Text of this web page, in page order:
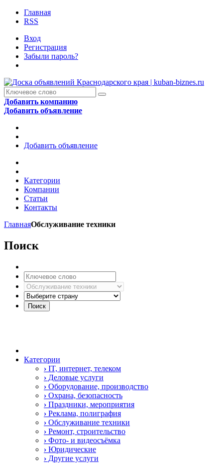
Главная
RSS
Вход
Регистрация
Забыли пароль?
Добавить компанию
Добавить объявление
Добавить объявление
Категории
Компании
Статьи
Контакты
ГлавнаяОбслуживание техники
Поиск
Категории
› IT, интернет, телеком
› Деловые услуги
› Оборудование, производство
› Охрана, безопасность
› Праздники, мероприятия
› Реклама, полиграфия
› Обслуживание техники
› Ремонт, строительство
› Фото- и видеосъёмка
› Юридические
› Другие услуги